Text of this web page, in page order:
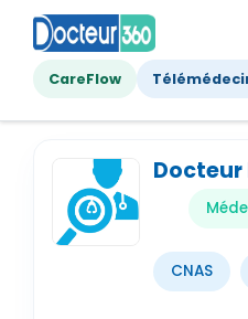
CareFlow
Docteur
CNAS